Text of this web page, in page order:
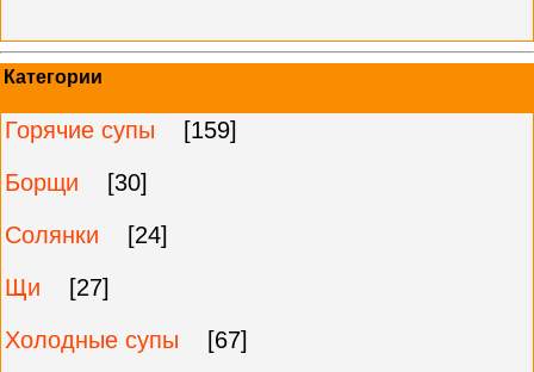
Категории
Горячие супы
[159]
Борщи
[30]
Солянки
[24]
Щи
[27]
Холодные супы
[67]